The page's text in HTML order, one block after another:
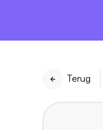
Terug